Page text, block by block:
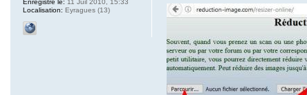
Enregistré le: 11 Juil 2010, 15:33
Localisation: Eyragues (13)